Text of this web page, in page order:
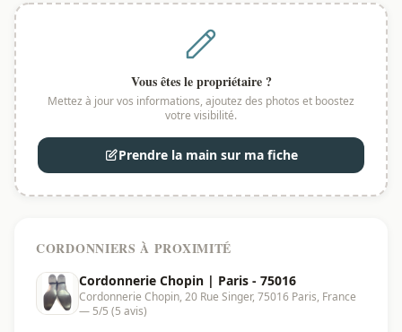
Vous êtes le propriétaire ?
Mettez à jour vos informations, ajoutez des photos et boostez
votre visibilité.
Prendre la main sur ma fiche
CORDONNIERS À PROXIMITÉ
Cordonnerie Chopin | Paris - 75016
Cordonnerie Chopin, 20 Rue Singer, 75016 Paris, France
— 5/5 (5 avis)